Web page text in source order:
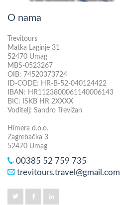
O nama
Trevitours
Matka Laginje 31
52470 Umag
MBS-0523267
OIB: 74520373724
ID-CODE: HR-B-52-040124422
IBAN: HR1123800061140006143
BIC: ISKB HR 2XXXX
Voditelj: Sandro Trevižan
Himera d.o.o.
Zagrebačka 3
52470 Umag
00385 52 759 735
trevitours.travel@gmail.com